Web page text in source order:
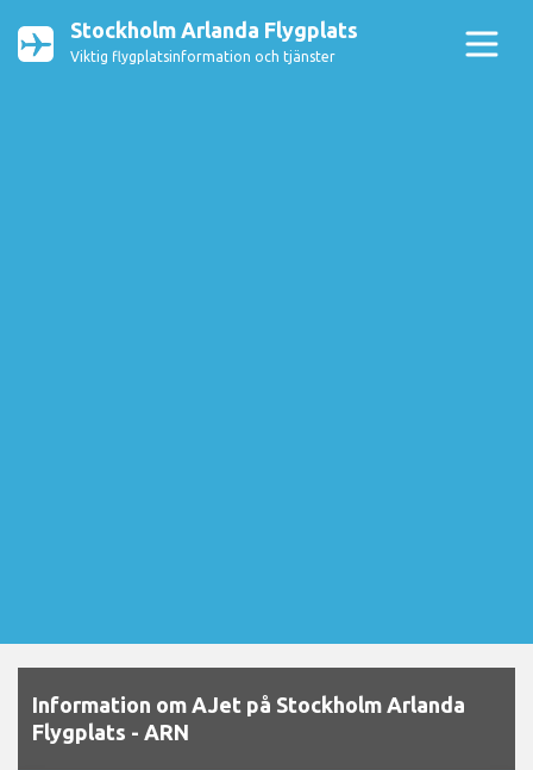
Stockholm Arlanda Flygplats
Viktig flygplatsinformation och tjänster
Information om AJet på Stockholm Arlanda
Flygplats - ARN